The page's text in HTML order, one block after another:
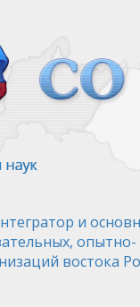
и
опытно-
востока